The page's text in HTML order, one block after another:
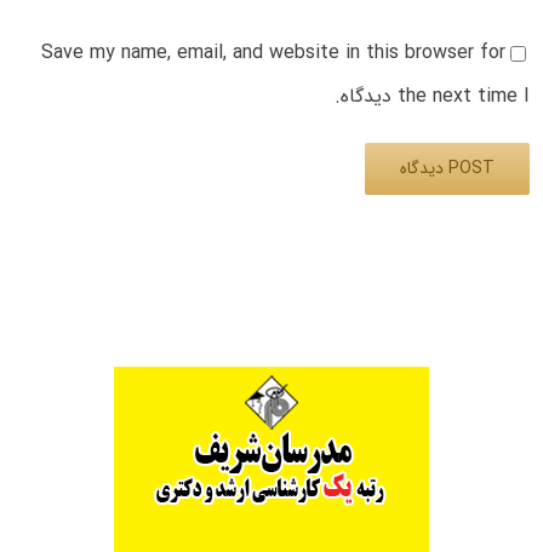
Save my name, email, and website in this browser for
the next time I دیدگاه.